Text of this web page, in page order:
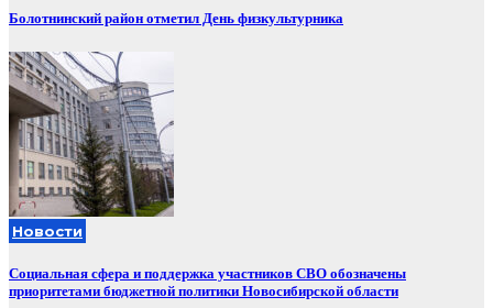
Болотнинский район отметил День физкультурника
Новости
Социальная сфера и поддержка участников СВО обозначены
приоритетами бюджетной политики Новосибирской области